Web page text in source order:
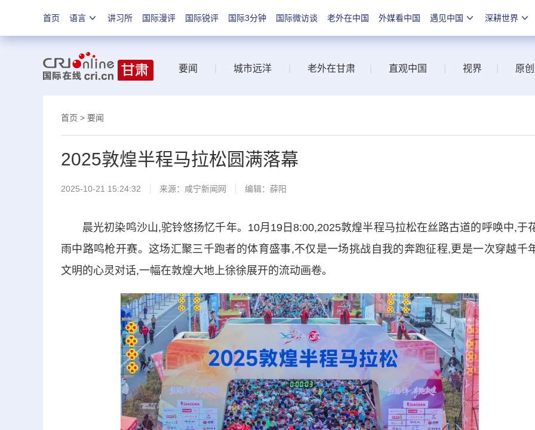
首页 语言 讲习所 国际漫评 国际锐评 国际3分钟 国际微访谈 老外在中国 外媒看中国 遇见中国 深耕世界
要闻 城市远洋 老外在甘肃 直观中国 视界 原创
首页 > 要闻
2025敦煌半程马拉松圆满落幕
2025-10-21 15:24:32 来源： 咸宁新闻网 编辑：薛阳
晨光初染鸣沙山,驼铃悠扬忆千年。10月19日8:00,2025敦煌半程马拉松在丝路古道的呼唤中,于
雨中路鸣枪开赛。这场汇聚三千跑者的体育盛事,不仅是一场挑战自我的奔跑征程,更是一次穿越千
文明的心灵对话,一幅在敦煌大地上徐徐展开的流动画卷。